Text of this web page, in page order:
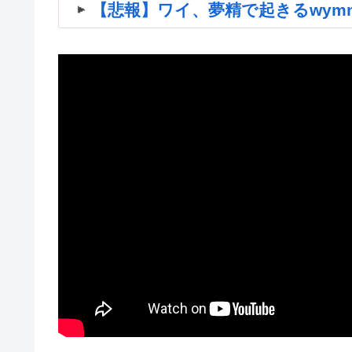
【悲報】ワイ、夢精で起きる